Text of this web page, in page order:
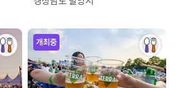
개최중